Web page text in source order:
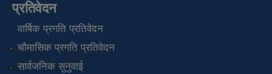
प्रतिवेदन
वार्षिक प्रगति प्रतिवेदन
चौमासिक प्रगति प्रतिवेदन
सार्वजनिक सुनुवाई